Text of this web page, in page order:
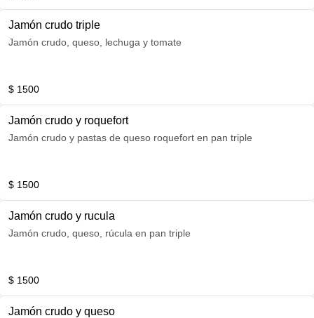
Jamón crudo triple
Jamón crudo, queso, lechuga y tomate
$ 1500
Jamón crudo y roquefort
Jamón crudo y pastas de queso roquefort en pan triple
$ 1500
Jamón crudo y rucula
Jamón crudo, queso, rúcula en pan triple
$ 1500
Jamón crudo y queso